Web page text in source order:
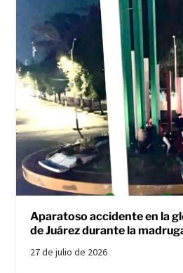
Aparatoso accidente en la
de Juárez durante la
27 de julio de 2026